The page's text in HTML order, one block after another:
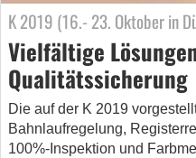
K 2019 (16.- 23. Oktober in
Vielfältige
Qualitätssicherung
Die auf der K 2019
Bahnlaufregelung,
100%-Inspektion und